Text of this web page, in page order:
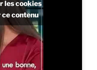
les cookies
contenu